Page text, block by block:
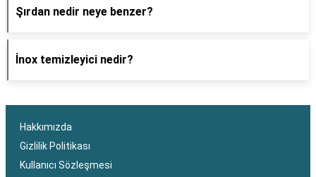
Şırdan nedir neye benzer?
İnox temizleyici nedir?
Hakkımızda
Gizlilik Politikası
Kullanıcı Sözleşmesi